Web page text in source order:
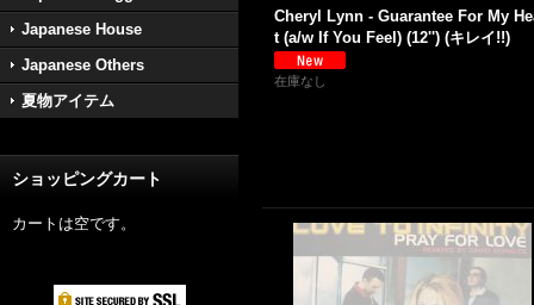
Japanese House
Japanese Others
夏物アイテム
ショッピングカート
カートは空です。
Cheryl Lynn - Guarantee For My
t (a/w If You Feel) (12'') (キレイ!!)
在庫なし